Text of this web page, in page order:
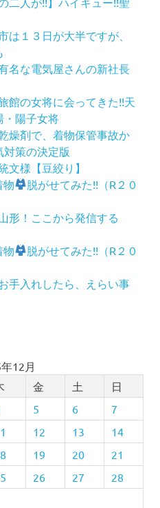
は１３日が大半ですが、
名な電気屋さんの新社長
館の女将に会ってきた!!天
・陽子女将
燥剤で、着物保管事故か
策の決定版
文様【豆絞り】
物
脱がせてみた!!（R２０
形！ここから発信する
物
脱がせてみた!!（R２０
手入れしたら、えらい事
12月
金 土
日
5 6
7
12 13
14
19 20
21
26 27
28